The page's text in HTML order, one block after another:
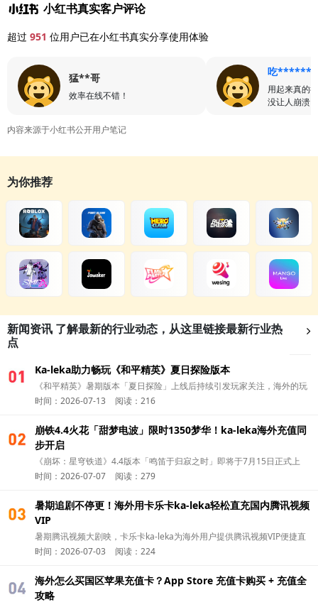
小红书真实客户评论
超过 951 位用户已在小红书真实分享使用体验
猛**哥
效率在线不错！
吃******
用起来真的
没让人崩溃
内容来源于小红书公开用户笔记
为你推荐
新闻资讯 了解最新的行业动态，从这里链接最新行业热
点
01
Ka-leka助力畅玩《和平精英》夏日探险版本
《和平精英》暑期版本「夏日探险」上线后持续引发玩家关注，海外的玩
家除了第一时间更新版本，可以通过 华人充值平台Ka-leka 完成国区游戏
时间：2026-07-13 阅读：216
01
崩铁4.4火花「甜梦电波」限时1350梦华！ka-leka海外充值同
步开启
《崩坏：星穹铁道》4.4版本「鸣笛于归寂之时」即将于7月15日正式上
线。今天就和卡乐卡ka-leka一起了解，怎么海外充值火花（Sparkle） 的
时间：2026-07-07 阅读：279
01
暑期追剧不停更！海外用卡乐卡ka-leka轻松直充国内腾讯视频
VIP
暑期腾讯视频大剧映，卡乐卡ka-leka为海外用户提供腾讯视频VIP便捷直
充，追剧无广告畅看一夏。
时间：2026-07-03 阅读：224
01
海外怎么买国区苹果充值卡？App Store 充值卡购买 + 充值全
攻略